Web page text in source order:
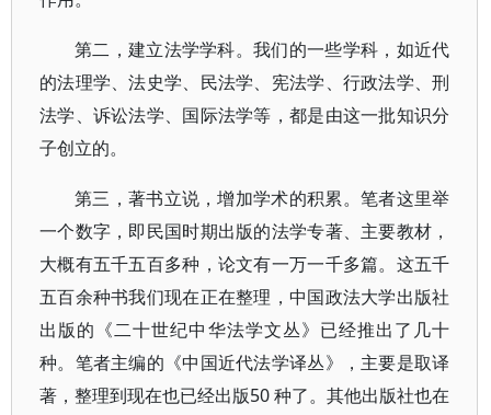
第二，建立法学学科。我们的一些学科，如近代
的法理学、法史学、民法学、宪法学、行政法学、刑
法学、诉讼法学、国际法学等，都是由这一批知识分
子创立的。
第三，著书立说，增加学术的积累。笔者这里举
一个数字，即民国时期出版的法学专著、主要教材，
大概有五千五百多种，论文有一万一千多篇。这五千
五百余种书我们现在正在整理，中国政法大学出版社
出版的《二十世纪中华法学文丛》已经推出了几十
种。笔者主编的《中国近代法学译丛》，主要是取译
著，整理到现在也已经出版50 种了。其他出版社也在